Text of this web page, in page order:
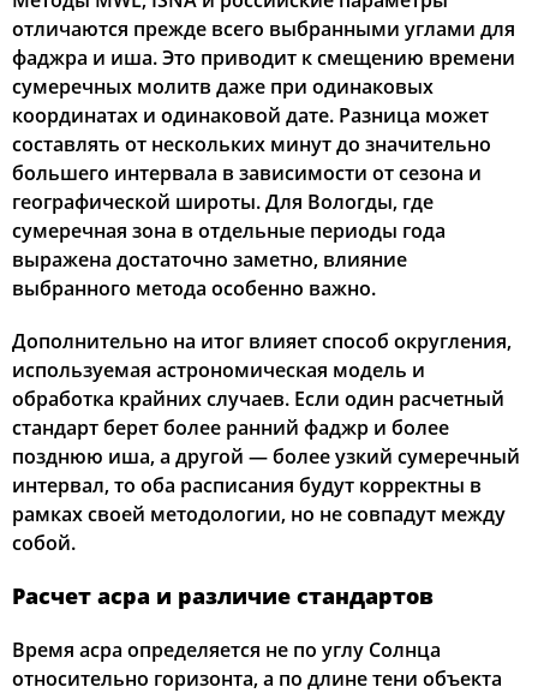
отличаются прежде всего выбранными углами для
фаджра и иша. Это приводит к смещению времени
сумеречных молитв даже при одинаковых
координатах и одинаковой дате. Разница может
составлять от нескольких минут до значительно
большего интервала в зависимости от сезона и
географической широты. Для Вологды, где
сумеречная зона в отдельные периоды года
выражена достаточно заметно, влияние
выбранного метода особенно важно.
Дополнительно на итог влияет способ округления,
используемая астрономическая модель и
обработка крайних случаев. Если один расчетный
стандарт берет более ранний фаджр и более
позднюю иша, а другой — более узкий сумеречный
интервал, то оба расписания будут корректны в
рамках своей методологии, но не совпадут между
собой.
Расчет асра и различие стандартов
Время асра определяется не по углу Солнца
относительно горизонта, а по длине тени объекта